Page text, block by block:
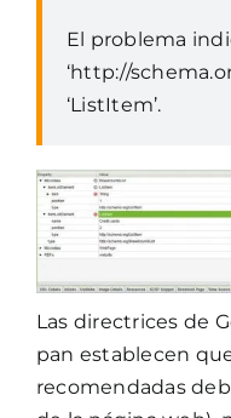
El problema
‘http://
‘ListItem’.
Las directrices de
pan establecen
recomendadas